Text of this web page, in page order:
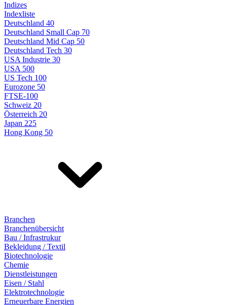
Indizes
Indexliste
Deutschland 40
Deutschland Small Cap 70
Deutschland Mid Cap 50
Deutschland Tech 30
USA Industrie 30
USA 500
US Tech 100
Eurozone 50
FTSE-100
Schweiz 20
Österreich 20
Japan 225
Hong Kong 50
Branchen
Branchenübersicht
Bau / Infrastrukur
Bekleidung / Textil
Biotechnologie
Chemie
Dienstleistungen
Eisen / Stahl
Elektrotechnologie
Erneuerbare Energien